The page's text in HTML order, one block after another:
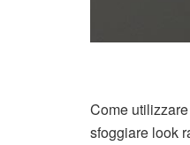
Come
sfoggiare look